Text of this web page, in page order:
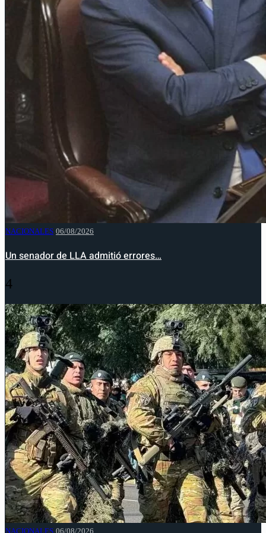
NACIONALES 06/08/2026
Un senador de LLA admitió errores…
4
NACIONALES 06/08/2026